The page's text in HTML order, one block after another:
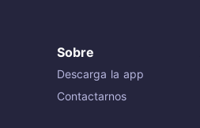
Sobre
Descarga la app
Contactarnos